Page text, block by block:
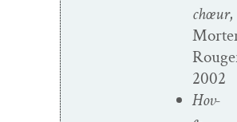
chœur,
2002
Hov­